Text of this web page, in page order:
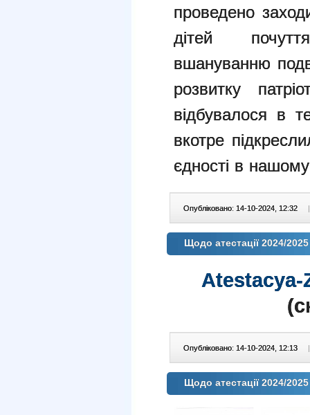
проведено
дітей
вшануванню
розвитку
відбувалося в
вкотре
єдності в нашому
Опубліковано: 14-10-2024, 12:32 |
Щодо атестації 2024/2025
Atestacya-
Опубліковано: 14-10-2024, 12:13 |
Щодо атестації 2024/2025